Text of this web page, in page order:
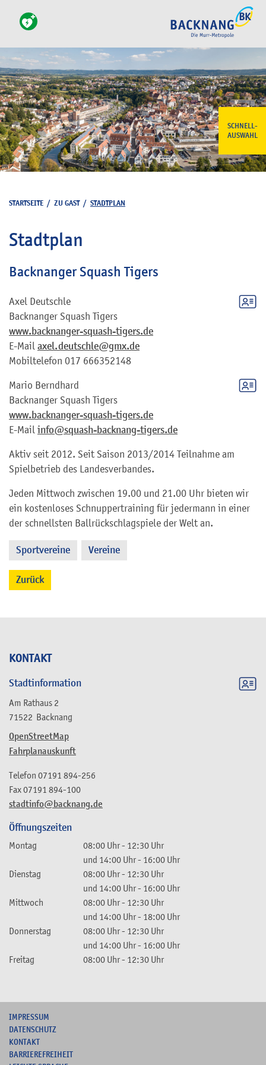
SCHNELL-
AUSWAHL
KONTAKT
Stadtinformation
Am Rathaus 2
71522 Backnang
OpenStreetMap
Fahrplanauskunft
stadtinfo@backnang.de
Telefon 07191 894-256
Fax07191 894-100
Öffnungszeiten
Montag 08:00 Uhr- 12:30 Uhr
und 14:00 Uhr- 16:00 Uhr
Dienstag
08:00 Uhr- 12:30 Uhr
und 14:00 Uhr- 16:00 Uhr
Mittwoch
08:00 Uhr- 12:30 Uhr
und 14:00 Uhr- 18:00 Uhr
Donnerstag
08:00 Uhr- 12:30 Uhr
und 14:00 Uhr- 16:00 Uhr
Freitag
08:00 Uhr- 12:30 Uhr
STARTSEITE / ZU GAST/ STADTPLAN
Stadtplan
Backnanger Squash Tigers
Axel Deutschle
Backnanger Squash Tigers
www.backnanger-squash-tigers.de
E-Mail axel.deutschle@gmx.de
Mobiltelefon 017 666352148
Mario Berndhard
Backnanger Squash Tigers
www.backnanger-squash-tigers.de
E-Mail info@squash-backnang-tigers.de
Aktiv seit 2012. Seit Saison 2013/2014 Teilnahme am
Spielbetrieb des Landesverbandes.
Jeden Mittwoch zwischen 19.00 und 21.00 Uhr bieten wir
ein kostenloses Schnuppertraining für jedermann in einer
der schnellsten Ballrückschlagspiele der Welt an.
Sportvereine Vereine
Zurück
IMPRESSUM
DATENSCHUTZ
KONTAKT
BARRIEREFREIHEIT